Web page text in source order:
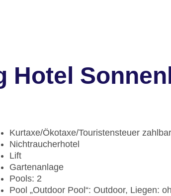
Hotel
Kurtaxe/Ökotaxe/Touristensteuer
Nichtraucherhotel
Lift
Gartenanlage
Pools: 2
Pool „Outdoor Pool“: Outdoor, Liegen: